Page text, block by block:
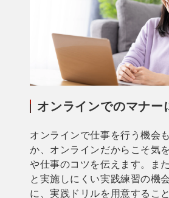
オンラインでのマナー
オンラインで仕事を行う機会
か、オンラインだからこそ気
や仕事のコツを伝えます。ま
と実施しにくい実践練習の機
に、実践ドリルを用意するこ